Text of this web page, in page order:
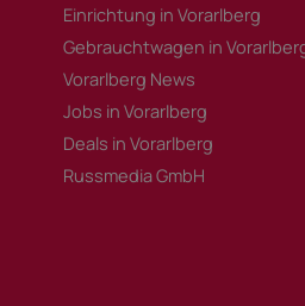
Einrichtung in Vorarlberg
Gebrauchtwagen in
Vorarlberg News
Jobs in Vorarlberg
Deals in Vorarlberg
Russmedia GmbH